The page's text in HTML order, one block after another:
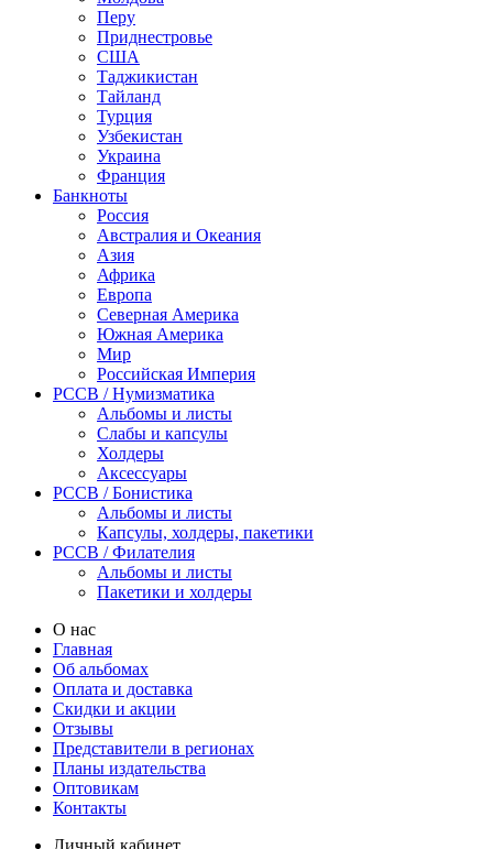
Перу
Приднестровье
США
Таджикистан
Тайланд
Турция
Узбекистан
Украина
Франция
Банкноты
Россия
Австралия и Океания
Азия
Африка
Европа
Северная Америка
Южная Америка
Мир
Российская Империя
PCCB / Нумизматика
Альбомы и листы
Слабы и капсулы
Холдеры
Аксессуары
PCCB / Бонистика
Альбомы и листы
Капсулы, холдеры, пакетики
PCCB / Филателия
Альбомы и листы
Пакетики и холдеры
О нас
Главная
Об альбомах
Оплата и доставка
Скидки и акции
Отзывы
Представители в регионах
Планы издательства
Оптовикам
Контакты